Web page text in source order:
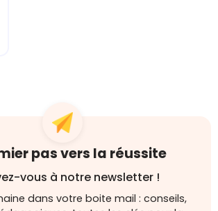
pas vers la réussite
vous à notre newsletter !
dans votre boite mail : conseils,